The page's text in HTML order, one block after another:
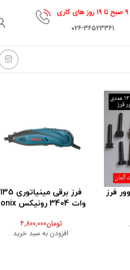
۹ صبح تا ۱۹ روز های کاری
۰۲۶-۳۶۵۲۳۳۶۱
فرز برقی مینیاتوری 135
وات 3404 رونیکس Ronix
تومان4,800,000
افزودن به سبد خرید